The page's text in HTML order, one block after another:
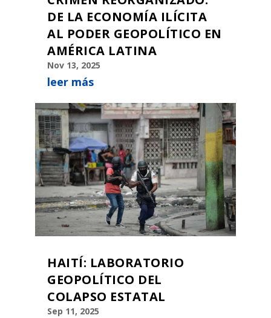
DE LA ECONOMÍA ILÍCITA
AL PODER GEOPOLÍTICO EN
AMÉRICA LATINA
Nov 13, 2025
leer más
HAITÍ: LABORATORIO
GEOPOLÍTICO DEL
COLAPSO ESTATAL
Sep 11, 2025